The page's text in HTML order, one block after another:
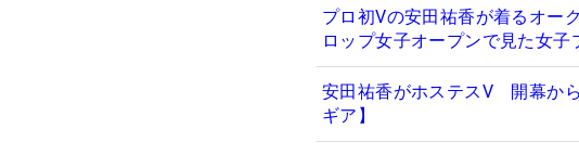
プロ初Vの安田祐香が着るオ
ロップ女子オープンで見た女子
安田祐香がホステスV 開幕か
ギア】